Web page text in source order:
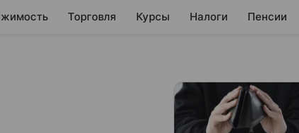
Торговля Курсы Налоги Пенсии
$47